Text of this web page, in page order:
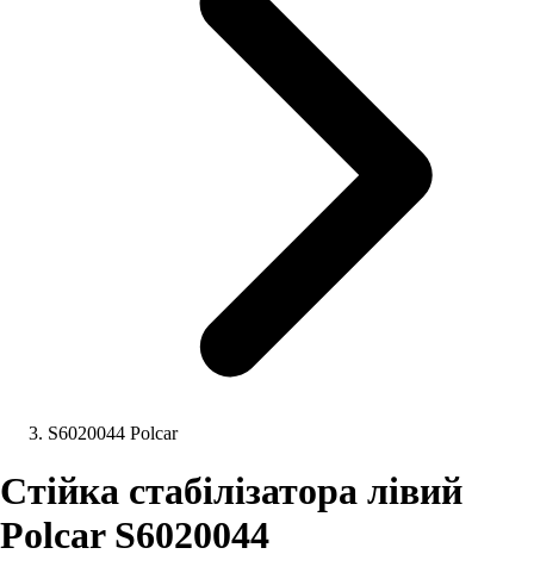
S6020044 Polcar
Стійка стабілізатора лівий
Polcar S6020044